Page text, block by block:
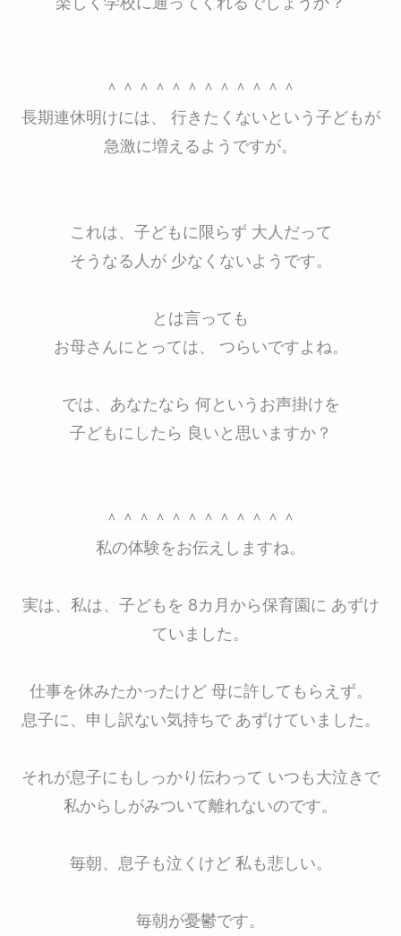
＾＾＾＾＾＾＾＾＾＾＾＾
長期連休明けには、 行きたくないという子どもが
急激に増えるようですが。
これは、子どもに限らず 大人だって
そうなる人が 少なくないようです。
とは言っても
お母さんにとっては、 つらいですよね。
では、あなたなら 何というお声掛けを
子どもにしたら 良いと思いますか？
＾＾＾＾＾＾＾＾＾＾＾＾
私の体験をお伝えしますね。
実は、私は、子どもを 8カ月から保育園に あずけ
ていました。
仕事を休みたかったけど 母に許してもらえず。
息子に、申し訳ない気持ちで あずけていました。
それが息子にもしっかり伝わって いつも大泣きで
私からしがみついて離れないのです。
毎朝、息子も泣くけど 私も悲しい。
毎朝が憂鬱です。